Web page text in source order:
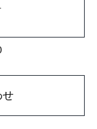
せ